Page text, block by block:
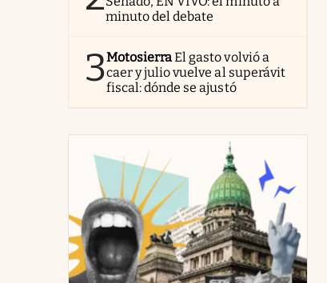
minuto del debate
3MotosierraEl gasto volvió a
caer y julio vuelve al superávit
fiscal: dónde se ajustó